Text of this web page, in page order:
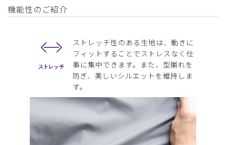
機能性のご紹介
ストレッチ性のある生地は、動きに
フィットすることでストレスなく仕
事に集中できます。また、型崩れを
防ぎ、美しいシルエットを維持しま
す。